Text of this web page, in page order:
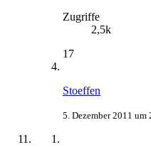
Zugriffe
2,5k
17
Stoeffen
5. Dezember 2011 um